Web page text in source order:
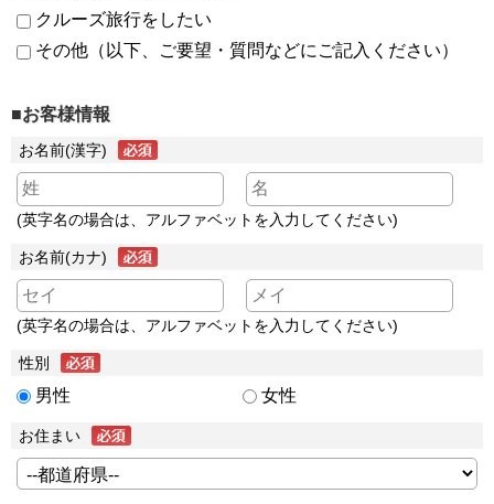
クルーズ旅行をしたい
その他（以下、ご要望・質問などにご記入ください）
■お客様情報
お名前(漢字)
(英字名の場合は、アルファベットを入力してください)
お名前(カナ)
(英字名の場合は、アルファベットを入力してください)
性別
男性 女性
お住まい